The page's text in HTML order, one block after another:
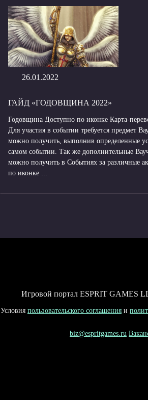
26.01.2022
ГАЙД «ГОДОВЩИНА 2022»
Годовщина Доступно по иконке Карта-
Для участия в событии требуется предмет
можно получить, выполнив определенные
самом событии. Так же дополнительные
можно получить в Событиях за различные
по иконке ...
Игровой портал ESPRIT GAMES
Условия пользовательского соглашения и
biz@espritgames.ru